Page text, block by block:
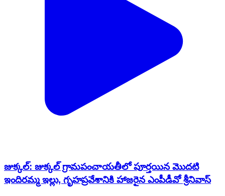
జుక్కల్: జుక్కల్ గ్రామపంచాయతీలో పూర్తయిన మొదటి
ఇందిరమ్మ ఇల్లు, గృహప్రవేశానికి హాజరైన ఎంపీడీవో శ్రీనివాస్